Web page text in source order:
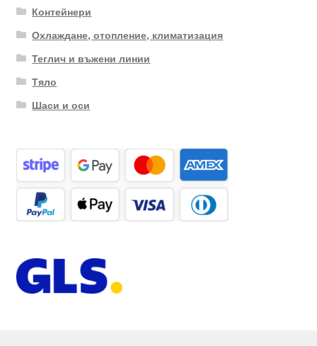
Контейнери
Охлаждане, отопление, климатизация
Теглич и въжени линии
Тяло
Шаси и оси